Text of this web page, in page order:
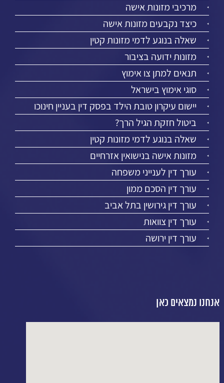
מרכיבי מזונות אישה
כיצד נקבעים מזונות אישה
שאלה בנוגע לדמי מזונות קטין
מזונות ידועה בציבור
תנאים למתן צו אימוץ
סוגי אימוץ בישראל
יישום עיקרון טובת הילד בפסק דין בעניין חינוכו
ביטול חזקת הגיל הרך?
שאלה בנוגע לדמי מזונות קטין
מזונות אישה בנישואין אזרחיים
עורך דין לענייני משפחה
עורך דין הסכם ממון
עורך דין גירושין בתל אביב
עורך דין צוואות
עורך דין ירושה
אנחנו נמצאים כאן